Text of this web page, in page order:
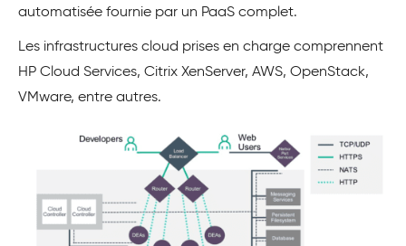
automatisée fournie par un PaaS complet.
Les infrastructures cloud prises en charge comprennent
HP Cloud Services, Citrix XenServer, AWS, OpenStack,
VMware, entre autres.